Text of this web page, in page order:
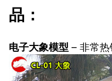
品：
电子大象模型 – 非常热